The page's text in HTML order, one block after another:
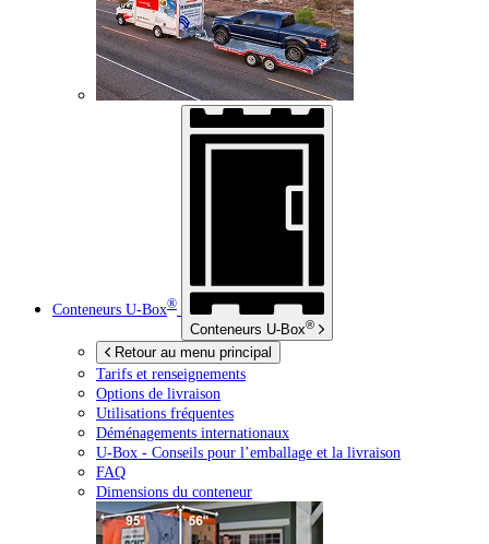
Conteneurs U-Box®
Conteneurs U-Box®
Retour au menu principal
Tarifs et renseignements
Options de livraison
Utilisations fréquentes
Déménagements internationaux
U-Box - Conseils pour l’emballage et la livraison
FAQ
Dimensions du conteneur